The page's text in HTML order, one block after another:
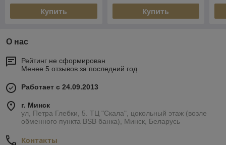
Купить Купить
О нас
Рейтинг не сформирован
Менее 5 отзывов за последний год
Работает с 24.09.2013
г. Минск
ул, Петра Глебки, 5. ТЦ "Скала", цокольный этаж (возле
обменного пункта BSB банка), Минск, Беларусь
Контакты